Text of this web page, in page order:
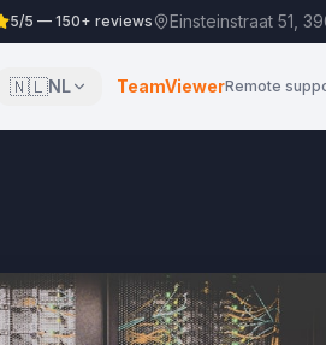
5/5 — 150+ reviews Einsteinstraat 51,
🇳🇱NL TeamViewerRemote